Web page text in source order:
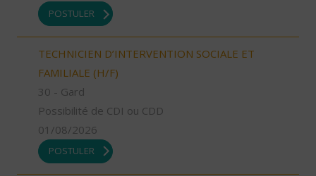
POSTULER
TECHNICIEN D’INTERVENTION SOCIALE ET
FAMILIALE (H/F)
30 - Gard
Possibilité de CDI ou CDD
01/08/2026
POSTULER